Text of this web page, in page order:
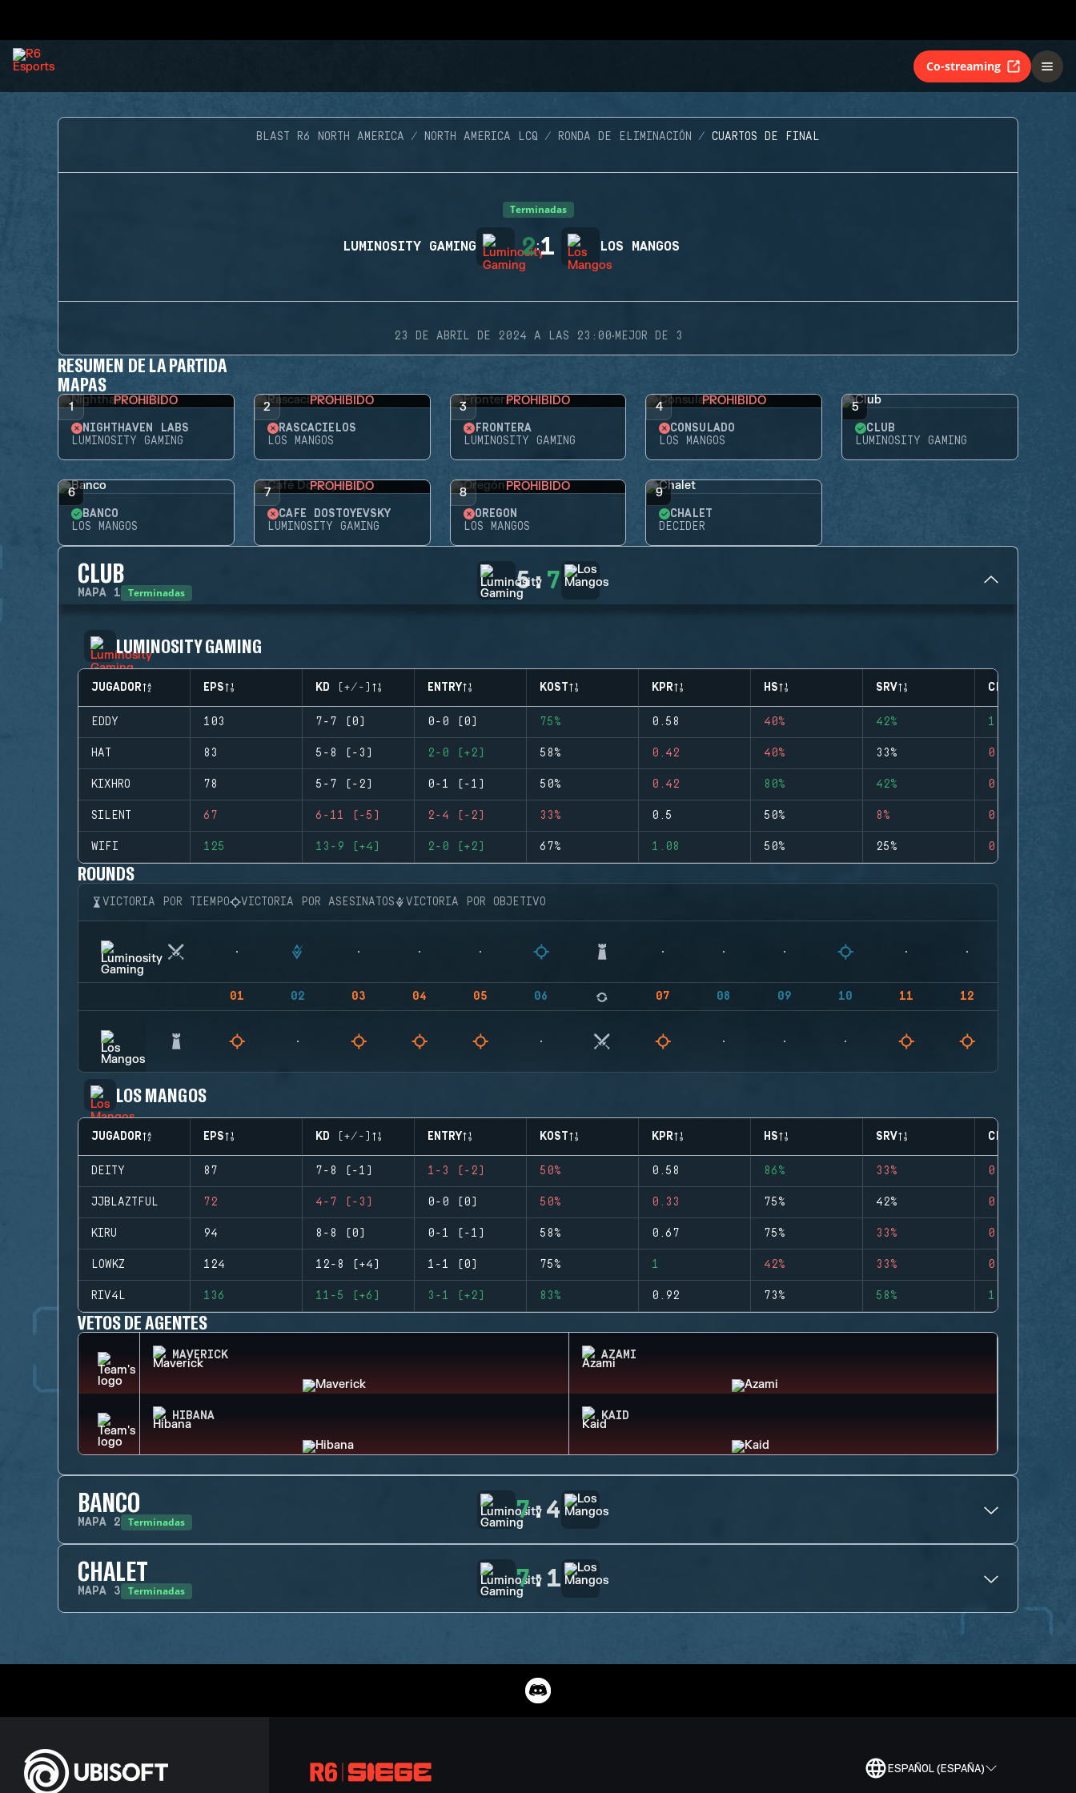
Co-streaming
BLAST R6 NORTH AMERICA NORTH AMERICA LCQ RONDA DE ELIMINACIÓN CUARTOS DE FINAL
Terminadas
LUMINOSITY GAMING 2:1 LOS MANGOS
23 DE ABRIL DE 2024 A LAS 23:00·MEJOR DE 3
RESUMEN DE LA PARTIDA
MAPAS
1 PROHIBIDO
NIGHTHAVEN LABS
LUMINOSITY GAMING
2 PROHIBIDO
RASCACIELOS
LOS MANGOS
3 PROHIBIDO
FRONTERA
LUMINOSITY GAMING
4 PROHIBIDO
CONSULADO
LOS MANGOS
5
CLUB
LUMINOSITY GAMING
6
BANCO
LOS MANGOS
7 PROHIBIDO
CAFÉ DOSTOYEVSKY
LUMINOSITY GAMING
8 PROHIBIDO
OREGÓN
LOS MANGOS
9
CHALET
DECIDER
CLUB
MAPA 1 Terminadas 5:7
LUMINOSITY GAMING
JUGADOR EPS KD (+/-) ENTRY KOST KPR HS SRV CLUTCHES
EDDY 103 7-7 (0) 0-0 (0) 75% 0.58 40% 42% 1
HAT 83 5-8 (-3) 2-0 (+2) 58% 0.42 40% 33% 0
KIXHRO 78 5-7 (-2) 0-1 (-1) 50% 0.42 80% 42% 0
SILENT 67 6-11 (-5) 2-4 (-2) 33% 0.5 50% 8% 0
WIFI 125 13-9 (+4) 2-0 (+2) 67% 1.08 50% 25% 0
ROUNDS
VICTORIA POR TIEMPO VICTORIA POR ASESINATOS VICTORIA POR OBJETIVO
01 02 03 04 05 06 07 08 09 10 11 12
LOS MANGOS
JUGADOR EPS KD (+/-) ENTRY KOST KPR HS SRV CLUTCHES
DEITY 87 7-8 (-1) 1-3 (-2) 50% 0.58 86% 33% 0
JJBLAZTFUL 72 4-7 (-3) 0-0 (0) 50% 0.33 75% 42% 0
KIRU 94 8-8 (0) 0-1 (-1) 58% 0.67 75% 33% 0
LOWKZ 124 12-8 (+4) 1-1 (0) 75% 1 42% 33% 0
RIV4L 136 11-5 (+6) 3-1 (+2) 83% 0.92 73% 58% 1
VETOS DE AGENTES
MAVERICK AZAMI
HIBANA KAID
BANCO
MAPA 2 Terminadas 7:4
CHALET
MAPA 3 Terminadas 7:1
ESPAÑOL (ESPAÑA)